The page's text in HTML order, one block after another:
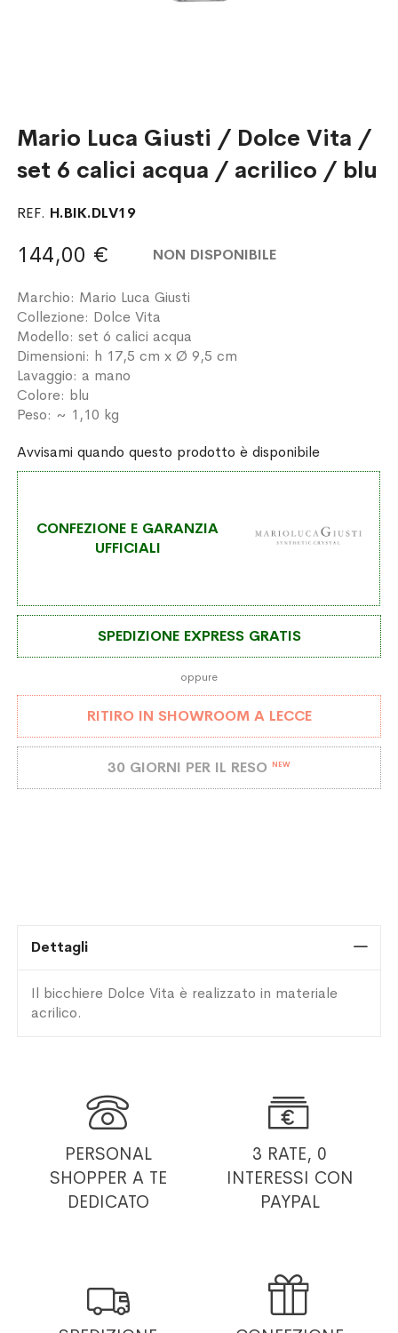
Mario Luca Giusti / Dolce Vita /
set 6 calici acqua / acrilico / blu
REF. H.BIK.DLV19
144,00 € NON DISPONIBILE
Marchio: Mario Luca Giusti
Collezione: Dolce Vita
Modello: set 6 calici acqua
Dimensioni: h 17,5 cm x Ø 9,5 cm
Lavaggio: a mano
Colore: blu
Peso: ~ 1,10 kg
Avvisami quando questo prodotto è disponibile
CONFEZIONE E GARANZIA
UFFICIALI
SPEDIZIONE EXPRESS GRATIS
oppure
RITIRO IN SHOWROOM A LECCE
30 GIORNI PER IL RESO NEW
Dettagli
Il bicchiere Dolce Vita è realizzato in materiale
acrilico.

PERSONAL
SHOPPER A TE
DEDICATO

3 RATE, 0
INTERESSI CON
PAYPAL
 